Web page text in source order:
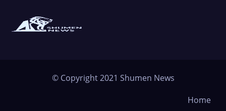
© Copyright 2021 Shumen News
Home